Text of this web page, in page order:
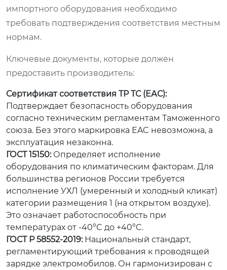
импортного оборудования необходимо
требовать подтверждения соответствия местным
нормам.
Ключевые документы, которые должен
предоставить производитель:
Сертификат соответствия ТР ТС (ЕАС):
Подтверждает безопасность оборудования
согласно техническим регламентам Таможенного
союза. Без этого маркировка EAC невозможна, а
эксплуатация незаконна.
ГОСТ 15150:Определяет исполнение
оборудования по климатическим факторам. Для
большинства регионов России требуется
исполнение УХЛ (умеренный и холодный кликат)
категории размещения 1 (на открытом воздухе).
Это означает работоспособность при
температурах от -40°C до +40°C.
ГОСТ Р 58552-2019:Национальный стандарт,
регламентирующий требования к проводящей
зарядке электромобилов. Он гармонизирован с